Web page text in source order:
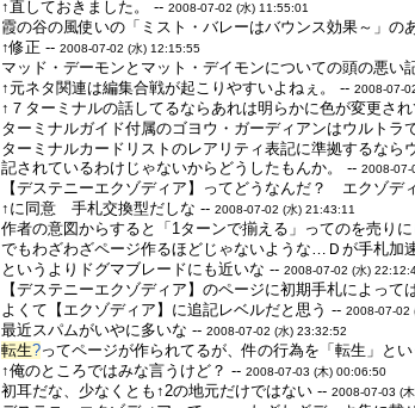
↑直しておきました。 --2008-07-02 (水) 11:55:01
霞の谷の風使いの「ミスト・バレーはバウンス効果～」
↑修正 --2008-07-02 (水) 12:15:55
マッド・デーモンとマット・デイモンについての頭の悪
↑元ネタ関連は編集合戦が起こりやすいよねぇ。 --2008-07-
↑７ターミナルの話してるならあれは明らかに色が変更さ
ターミナルガイド付属のゴヨウ・ガーディアンはウルトラ
ターミナルカードリストのレアリティ表記に準拠するな
記されているわけじゃないからどうしたもんか。 --2008-07-
【デステニーエクゾディア】ってどうなんだ？ エクゾ
↑に同意 手札交換型だしな --2008-07-02 (水) 21:43:11
作者の意図からすると「1ターンで揃える」ってのを売り
でもわざわざページ作るほどじゃないような…Ｄが手札加
というよりドグマブレードにも近いな --2008-07-02 (水)
【デステニーエクゾディア】のページに初期手札によっ
よくて【エクゾディア】に追記レベルだと思う --2008-07-02
最近スパムがいやに多いな --2008-07-02 (水) 23:32:52
転生?ってページが作られてるが、件の行為を「転生」と
↑俺のところではみな言うけど？ --2008-07-03 (木) 00:06:50
初耳だな、少なくとも↑2の地元だけではない --2008-07-03 (